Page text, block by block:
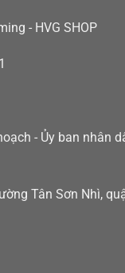
- HVG SHOP
- Ủy ban nhân
Tân Sơn Nhì,